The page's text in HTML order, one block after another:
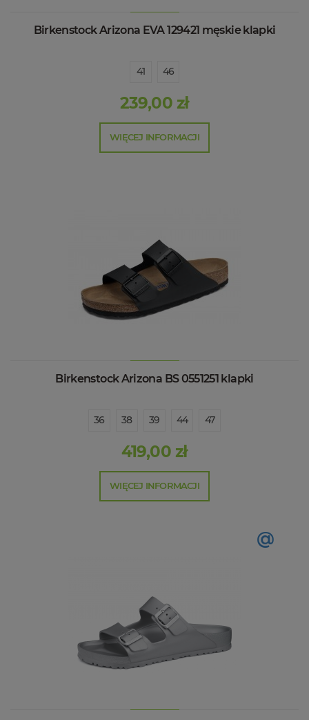
Birkenstock Arizona EVA 129421 męskie klapki
41 46
239,00 zł
WIĘCEJ INFORMACJI
Birkenstock Arizona BS 0551251 klapki
36 38 39 44 47
419,00 zł
WIĘCEJ INFORMACJI
@